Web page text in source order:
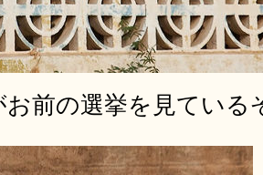
お前の選挙を見ている